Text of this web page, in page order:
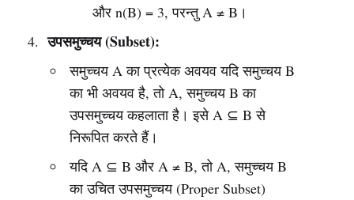
और n(B) = 3, परन्तु A ≠ B।
उपसमुच्चय (Subset):
समुच्चय A का प्रत्येक अवयव यदि समुच्चय B
का भी अवयव है, तो A, समुच्चय B का
उपसमुच्चय कहलाता है। इसे A ⊆ B से
निरूपित करते हैं।
यदि A ⊆ B और A ≠ B, तो A, समुच्चय B
का उचित उपसमुच्चय (Proper Subset)